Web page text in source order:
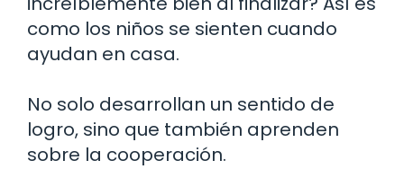
como los niños se sienten cuando
ayudan en casa.
No solo desarrollan un sentido de
logro, sino que también aprenden
sobre la cooperación.